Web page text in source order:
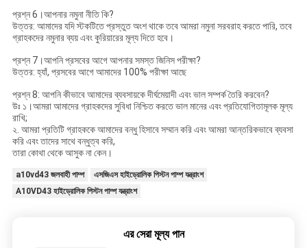
প্রশ্ন 6।আপনার নমুনা নীতি কি?
উত্তর: আমাদের যদি স্টকটিতে প্রস্তুত অংশ থাকে তবে আমরা নমুনা সরবরাহ করতে পারি, তবে
গ্রাহকদের নমুনার ব্যয় এবং কুরিয়ারের মূল্য দিতে হবে।
প্রশ্ন 7।আপনি প্রসবের আগে আপনার সমস্ত জিনিস পরীক্ষা?
উত্তর: হ্যাঁ, প্রসবের আগে আমাদের 100% পরীক্ষা আছে
প্রশ্ন 8: আপনি কীভাবে আমাদের ব্যবসায়কে দীর্ঘমেয়াদী এবং ভাল সম্পর্ক তৈরি করবেন?
উঃ ১।আমরা আমাদের গ্রাহকদের সুবিধা নিশ্চিত করতে ভাল মানের এবং প্রতিযোগিতামূলক মূল্য
রাখি;
২. আমরা প্রতিটি গ্রাহককে আমাদের বন্ধু হিসাবে সম্মান করি এবং আমরা আন্তরিকভাবে ব্যবসা
করি এবং তাদের সাথে বন্ধুত্ব করি,
তারা কোথা থেকে আসুক না কেন।
a10vd43 জলবাহী পাম্প
এসজিএস হাইড্রোলিক পিস্টন পাম্প যন্ত্রাংশ
A10VD43 হাইড্রোলিক পিস্টন পাম্প যন্ত্রাংশ
এর সেরা মূল্য পান